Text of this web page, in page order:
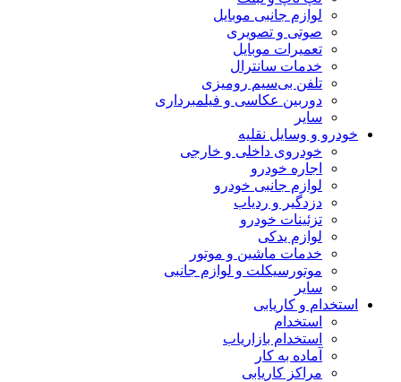
لوازم جانبی موبایل
صوتی و تصویری
تعمیرات موبایل
خدمات سانترال
تلفن بی‌سیم رومیزی
دوربین عکاسی و فیلمبرداری
سایر
خودرو و وسایل نقلیه
خودروی داخلی و خارجی
اجاره خودرو
لوازم جانبی خودرو
دزدگیر و ردیاب
تزئینات خودرو
لوازم یدکی
خدمات ماشین و موتور
موتورسیکلت و لوازم جانبی
سایر
استخدام و کاریابی
استخدام
استخدام بازاریاب
آماده به کار
مراکز کاریابی